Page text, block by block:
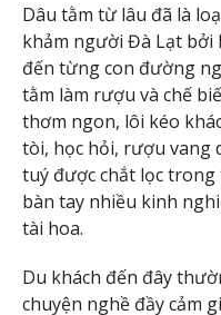
Dâu tằm từ lâu đã là
khảm người Đà Lạt bởi
đến từng con đường
tằm làm rượu và chế
thơm ngon, lôi kéo
tòi, học hỏi, rượu vang
tuý được chắt lọc
bàn tay nhiều kinh
tài hoa.
Du khách đến đây
chuyện nghề đầy cảm